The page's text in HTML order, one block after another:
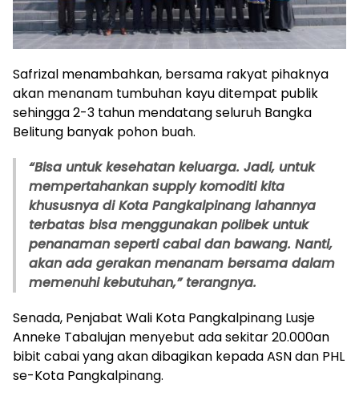
Safrizal menambahkan, bersama rakyat pihaknya
akan menanam tumbuhan kayu ditempat publik
sehingga 2-3 tahun mendatang seluruh Bangka
Belitung banyak pohon buah.
“Bisa untuk kesehatan keluarga. Jadi, untuk
mempertahankan supply komoditi kita
khususnya di Kota Pangkalpinang lahannya
terbatas bisa menggunakan polibek untuk
penanaman seperti cabai dan bawang. Nanti,
akan ada gerakan menanam bersama dalam
memenuhi kebutuhan,” terangnya.
Senada, Penjabat Wali Kota Pangkalpinang Lusje
Anneke Tabalujan menyebut ada sekitar 20.000an
bibit cabai yang akan dibagikan kepada ASN dan PHL
se-Kota Pangkalpinang.